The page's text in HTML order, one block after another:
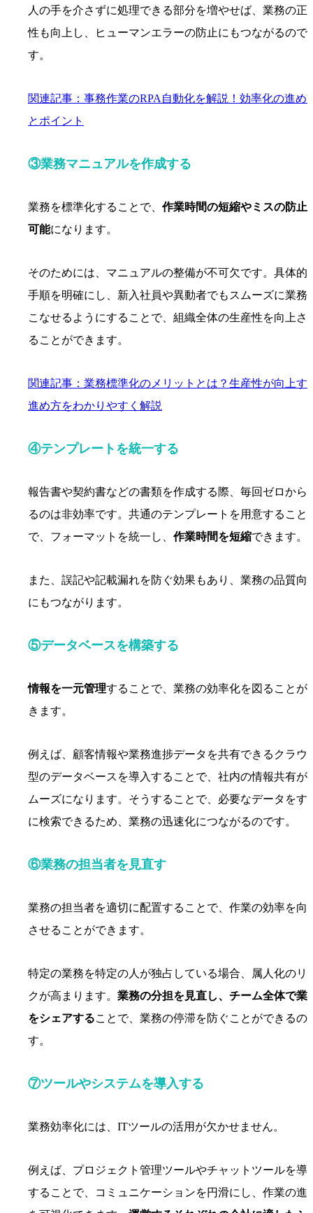
人の手を介さずに処理できる部分を増やせば、業務の正
性も向上し、ヒューマンエラーの防止にもつながるので
す。
関連記事：事務作業のRPA自動化を解説！効率化の進め
とポイント
③業務マニュアルを作成する
業務を標準化することで、 作業時間の短縮やミスの防止
可能になります。
そのためには、マニュアルの整備が不可欠です。具体的
手順を明確にし、新入社員や異動者でもスムーズに業務
こなせるようにすることで、組織全体の生産性を向上さ
ることができます。
関連記事：業務標準化のメリットとは？生産性が向上す
進め方をわかりやすく解説
④テンプレートを統一する
報告書や契約書などの書類を作成する際、毎回ゼロから
るのは非効率です。共通のテンプレートを用意すること
で、フォーマットを統一し、 作業時間を短縮できます。
また、誤記や記載漏れを防ぐ効果もあり、業務の品質向
にもつながります。
⑤データベースを構築する
情報を一元管理することで、業務の効率化を図ることが
きます。
例えば、顧客情報や業務進捗データを共有できるクラウ
型のデータベースを導入することで、社内の情報共有が
ムーズになります。そうすることで、必要なデータをす
に検索できるため、業務の迅速化につながるのです。
⑥業務の担当者を見直す
業務の担当者を適切に配置することで、作業の効率を向
させることができます。
特定の業務を特定の人が独占している場合、属人化のリ
クが高まります。 業務の分担を見直し、チーム全体で業
をシェアすることで、業務の停滞を防ぐことができるの
す。
⑦ツールやシステムを導入する
業務効率化には、ITツールの活用が欠かせません。
例えば、プロジェクト管理ツールやチャットツールを導
することで、コミュニケーションを円滑にし、作業の進